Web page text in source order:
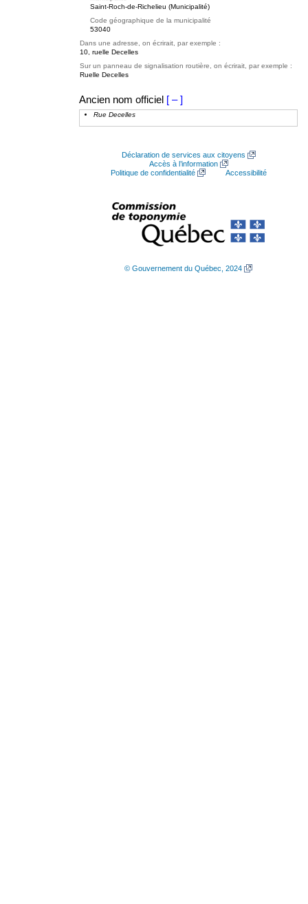
Saint-Roch-de-Richelieu (Municipalité)
Code géographique de la municipalité
53040
Dans une adresse, on écrirait, par exemple :
10, ruelle Decelles
Sur un panneau de signalisation routière, on écrirait, par exemple :
Ruelle Decelles
Ancien nom officiel [ – ]
Rue Decelles
Déclaration de services aux citoyens
Accès à l’information
Politique de confidentialité
Accessibilité
© Gouvernement du Québec, 2024